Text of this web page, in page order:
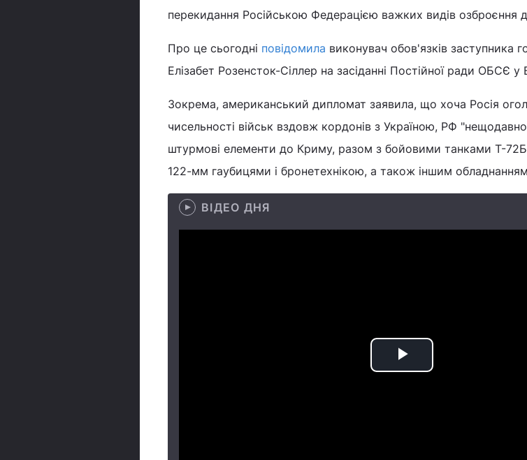
перекидання Російською Федерацією важких видів озброєння
Про це сьогодні повідомила виконувач обов'язків заступника
Елізабет Розенсток-Сіллер на засіданні Постійної ради ОБСЄ у
Зокрема, американський дипломат заявила, що хоча Росія
чисельності військ вздовж кордонів з Україною, РФ
штурмові елементи до Криму, разом з бойовими танками T-
122-мм гаубицями і бронетехнікою, а також іншим обладнанням
ВІДЕО ДНЯ
Play